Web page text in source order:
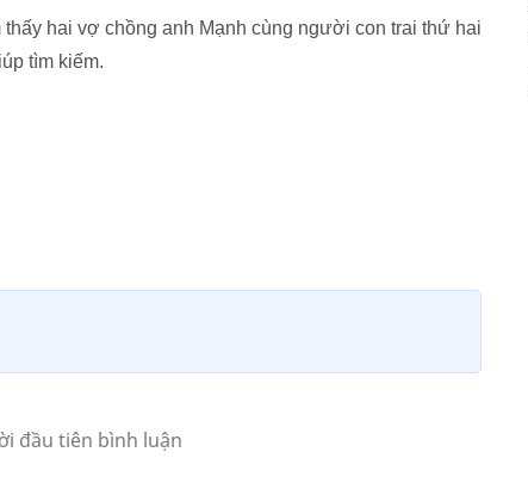
hai vợ chồng anh Mạnh cùng người con trai thứ hai
tìm kiếm.